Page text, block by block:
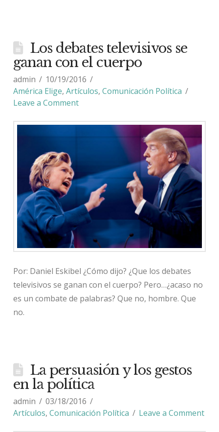
Los debates televisivos se
ganan con el cuerpo
admin
10/19/2016
América Elige, Artículos, Comunicación Política
Leave a Comment
Por: Daniel Eskibel ¿Cómo dijo? ¿Que los debates
televisivos se ganan con el cuerpo? Pero…¿acaso no
es un combate de palabras? Que no, hombre. Que
no.
La persuasión y los gestos
en la política
admin
03/18/2016
Artículos, Comunicación Política Leave a Comment